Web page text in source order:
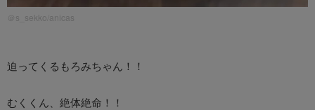
＠s_sekko/anicas
迫ってくるもろみちゃん！！
むくくん、絶体絶命！！